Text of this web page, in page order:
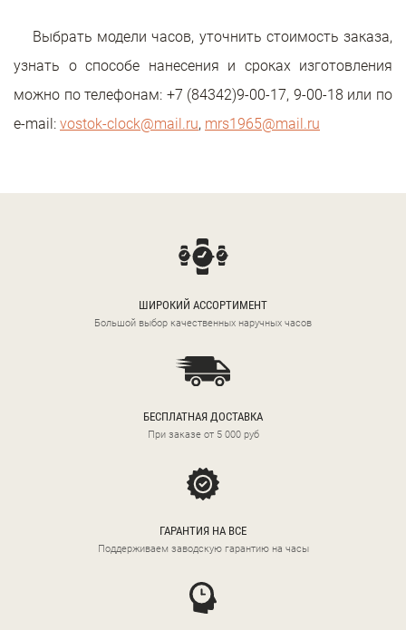
Выбрать модели часов, уточнить стоимость заказа,
узнать о способе нанесения и сроках изготовления
можно по телефонам: +7 (84342)9-00-17, 9-00-18 или по
e-mail: vostok-clock@mail.ru, mrs1965@mail.ru
ШИРОКИЙ АССОРТИМЕНТ
Большой выбор качественных наручных часов
БЕСПЛАТНАЯ ДОСТАВКА
При заказе от 5 000 руб
ГАРАНТИЯ НА ВСЕ
Поддерживаем заводскую гарантию на часы